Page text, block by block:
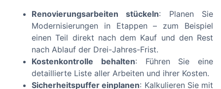
Renovierungsarbeiten stückeln: Planen Sie
Modernisierungen in Etappen – zum Beispiel
einen Teil direkt nach dem Kauf und den Rest
nach Ablauf der Drei-Jahres-Frist.
Kostenkontrolle behalten: Führen Sie eine
detaillierte Liste aller Arbeiten und ihrer Kosten.
Sicherheitspuffer einplanen: Kalkulieren Sie mit